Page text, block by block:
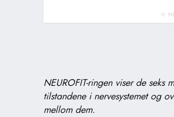
NEUROFIT-ringen viser de seks
tilstandene i nervesystemet og
mellom dem.